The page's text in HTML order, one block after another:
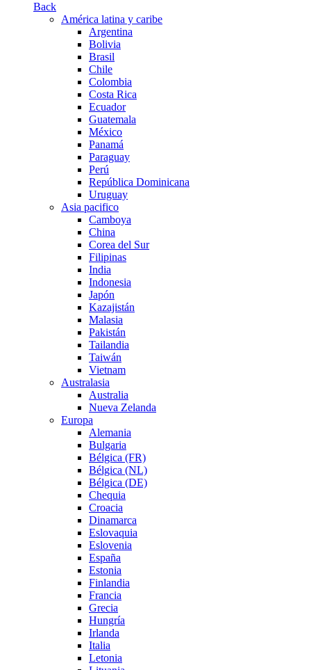
Back
América latina y caribe
Argentina
Bolivia
Brasil
Chile
Colombia
Costa Rica
Ecuador
Guatemala
México
Panamá
Paraguay
Perú
República Dominicana
Uruguay
Asia pacifico
Camboya
China
Corea del Sur
Filipinas
India
Indonesia
Japón
Kazajistán
Malasia
Pakistán
Tailandia
Taiwán
Vietnam
Australasia
Australia
Nueva Zelanda
Europa
Alemania
Bulgaria
Bélgica (FR)
Bélgica (NL)
Bélgica (DE)
Chequia
Croacia
Dinamarca
Eslovaquia
Eslovenia
España
Estonia
Finlandia
Francia
Grecia
Hungría
Irlanda
Italia
Letonia